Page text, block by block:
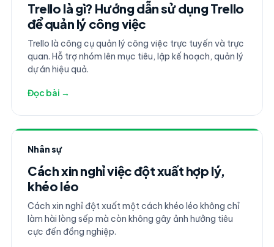
Trello là gì? Hướng dẫn sử dụng Trello
để quản lý công việc
Trello là công cụ quản lý công việc trực tuyến và trực
quan. Hỗ trợ nhóm lên mục tiêu, lập kế hoạch, quản lý
dự án hiệu quả.
Đọc bài →
Nhân sự
Cách xin nghỉ việc đột xuất hợp lý,
khéo léo
Cách xin nghỉ đột xuất một cách khéo léo không chỉ
làm hài lòng sếp mà còn không gây ảnh hưởng tiêu
cực đến đồng nghiệp.